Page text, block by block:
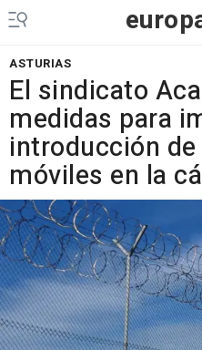
ASTURIAS
El sindicato
medidas para
introducción
móviles en la